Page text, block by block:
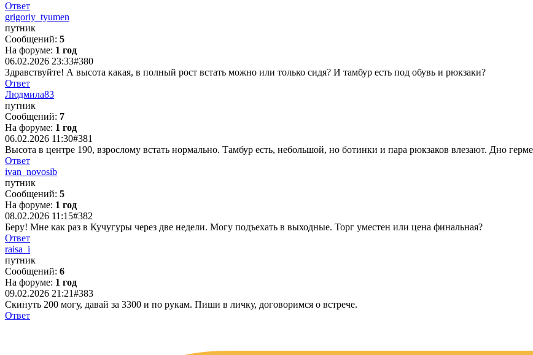
Ответ
grigoriy_tyumen
путник
Сообщений: 5
На форуме: 1 год
06.02.2026 23:33#380
Здравствуйте! А высота какая, в полный рост встать можно или только сидя? И тамбур есть под обувь и рюкзаки?
Ответ
Людмила83
путник
Сообщений: 7
На форуме: 1 год
06.02.2026 11:30#381
Высота в центре 190, взрослому встать нормально. Тамбур есть, небольшой, но ботинки и пара рюкзаков влезают. Дно
Ответ
ivan_novosib
путник
Сообщений: 5
На форуме: 1 год
08.02.2026 11:15#382
Беру! Мне как раз в Кучугуры через две недели. Могу подъехать в выходные. Торг уместен или цена финальная?
Ответ
raisa_i
путник
Сообщений: 6
На форуме: 1 год
09.02.2026 21:21#383
Скинуть 200 могу, давай за 3300 и по рукам. Пиши в личку, договоримся о встрече.
Ответ